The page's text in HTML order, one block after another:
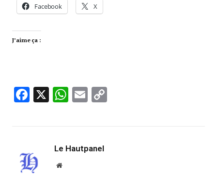
Facebook X
J’aime ça :
Facebook
X WhatsApp
Email
Le Hautpanel
Website